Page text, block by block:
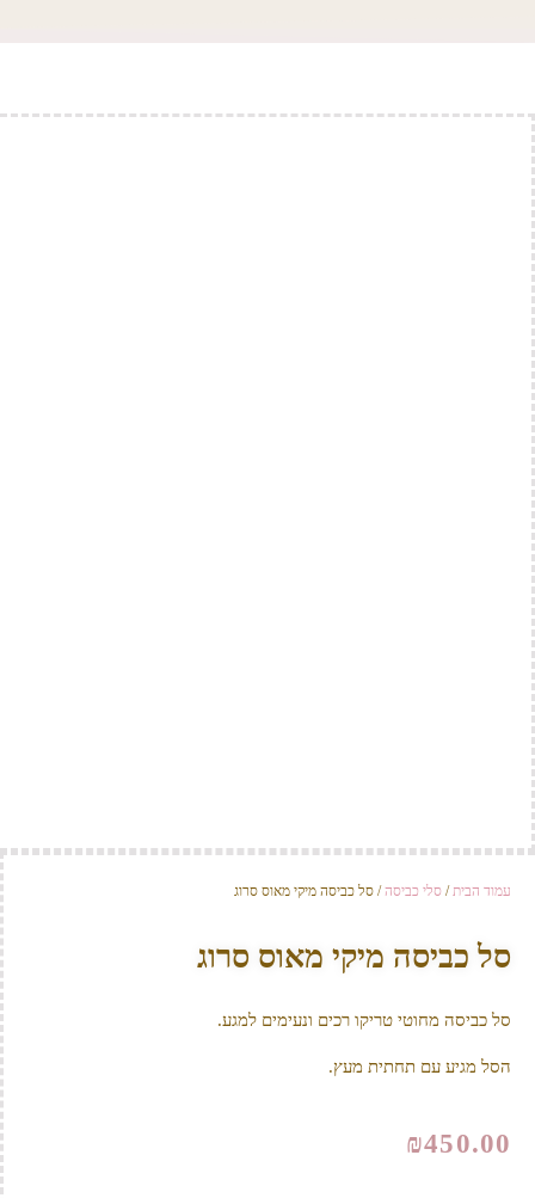
עמוד הבית/ סלי כביסה/ סל כביסה מיקי מאוס סרוג
סל כביסה מיקי מאוס סרוג
סל כביסה מחוטי טריקו רכים ונעימים למגע.
הסל מגיע עם תחתית מעץ.
₪450.00